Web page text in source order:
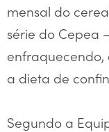
mensal do
série do Cepea
a dieta de
Segundo a